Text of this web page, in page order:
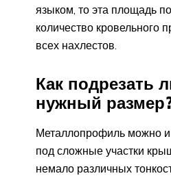
языком, то эта площадь
количество кровельного
всех нахлестов.
Как подрезать
нужный
Металлопрофиль можно и
под сложные участки
немало различных